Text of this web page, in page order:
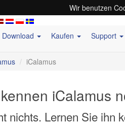
Wir benutzen
Download Kaufen Support
iCalamus
iCalamus
nichts. Lernen Sie ihn